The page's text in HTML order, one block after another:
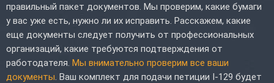
правильный пакет документов. Мы проверим, какие бумаги
у вас уже есть, нужно ли их исправить. Расскажем, какие
еще документы следует получить от профессиональных
организаций, какие требуются подтверждения от
работодателя. Мы внимательно проверим все ваши
документы. Ваш комплект для подачи петиции I-129 будет